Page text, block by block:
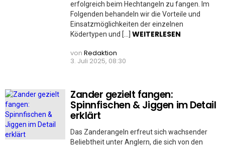
erfolgreich beim Hechtangeln zu fangen. Im
Folgenden behandeln wir die Vorteile und
Einsatzmöglichkeiten der einzelnen
Ködertypen und […] WEITERLESEN
von Redaktion
3. Juli 2025, 08:30
Zander gezielt fangen:
Spinnfischen & Jiggen im Detail
erklärt
Das Zanderangeln erfreut sich wachsender
Beliebtheit unter Anglern, die sich von den